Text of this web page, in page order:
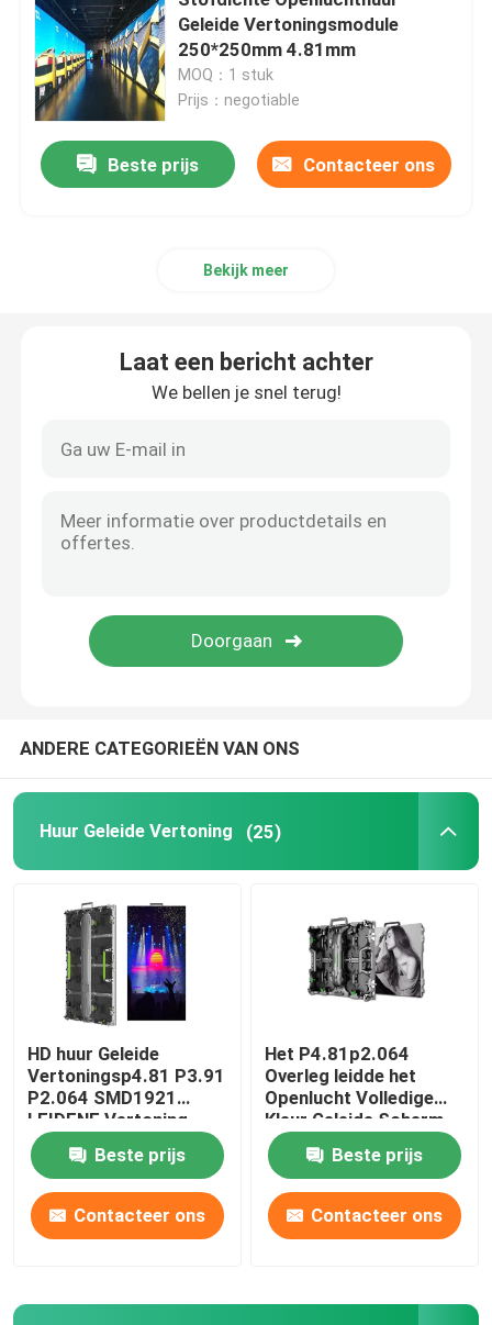
Het creatieve LEIDENE Vertoningsscherm
Het openlucht LEIDENE Vertoningsscherm
Stadium het LEIDENE Vertoningsscherm
Het gebogen LEIDENE Scherm
Van de LEIDENE de Tegels het Schermvloer
Spiegel het LEIDENE Scherm
Bloot oog 3D LEIDENE Vertoning
Geleide Vertoningsmodule
250*250mm 4.81mm
MOQ：1 stuk
Prijs：negotiable
Beste prijs Contacteer ons
Bekijk meer
Laat een bericht achter
We bellen je snel terug!
ANDERE CATEGORIEËN VAN ONS
Huur Geleide Vertoning (25)
HD huur Geleide
Vertoningsp4.81 P3.91
P2.064 SMD1921
LEIDENE Vertoning
Beste prijs
Contacteer ons
Het P4.81p2.064
Overleg leidde het
Openlucht Volledige
Kleur Geleide Scherm
van de het Schermhuur
1R1G1BBeste prijs
Contacteer ons